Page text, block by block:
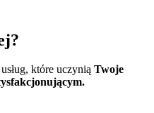
które uczynią Twoje